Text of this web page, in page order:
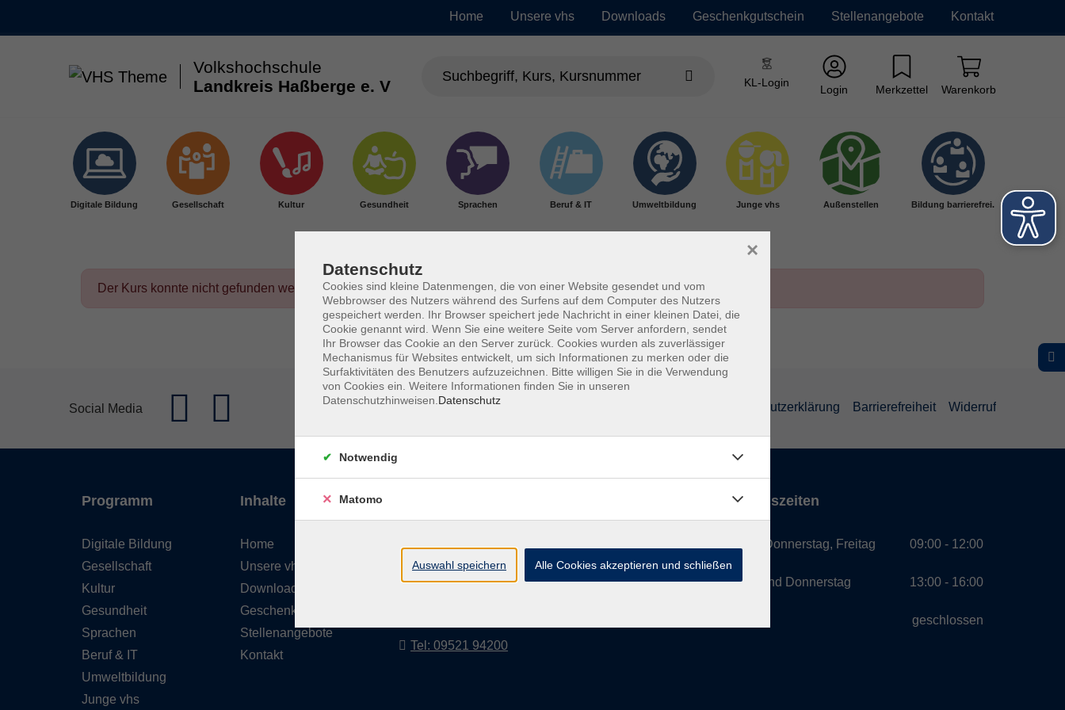
Home Unsere vhs Downloads Geschenkgutschein Stellenangebote Kontakt
Volkshochschule
Landkreis Haßberge e. V
KL-Login
Login Merkzettel Warenkorb
Digitale Bildung Gesellschaft Kultur Gesundheit Sprachen Beruf & IT Umweltbildung Junge vhs Außenstellen Bildung barrierefrei.
Der Kurs konnte nicht gefunden werden.
Social Media Datenschutzerklärung Barrierefreiheit Widerruf
Programm
Digitale Bildung
Gesellschaft
Kultur
Gesundheit
Sprachen
Beruf & IT
Umweltbildung
Junge vhs
Inhalte
Home
Unsere vhs
Downloads
Geschenkgutschein
Stellenangebote
Kontakt
Hofheimer Str. 20
97437 Haßfurt
Tel: 09521 94200
Öffnungszeiten
Montag, Donnerstag, Freitag
Montag und Donnerstag
09:00 - 12:00
13:00 - 16:00
geschlossen
Datenschutz
Cookies sind kleine Datenmengen, die von einer Website gesendet und vom
Webbrowser des Nutzers während des Surfens auf dem Computer des Nutzers
gespeichert werden. Ihr Browser speichert jede Nachricht in einer kleinen Datei, die
Cookie genannt wird. Wenn Sie eine weitere Seite vom Server anfordern, sendet
Ihr Browser das Cookie an den Server zurück. Cookies wurden als zuverlässiger
Mechanismus für Websites entwickelt, um sich Informationen zu merken oder die
Surfaktivitäten des Benutzers aufzuzeichnen. Bitte willigen Sie in die Verwendung
von Cookies ein. Weitere Informationen finden Sie in unseren
Datenschutzhinweisen. Datenschutz
×
Notwendig
Matomo
Auswahl speichern Alle Cookies akzeptieren und schließen